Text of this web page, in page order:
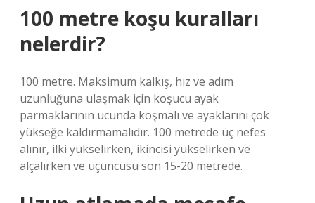
100 metre koşu kuralları
nelerdir?
100 metre. Maksimum kalkış, hız ve adım
uzunluğuna ulaşmak için koşucu ayak
parmaklarının ucunda koşmalı ve ayaklarını çok
yükseğe kaldırmamalıdır. 100 metrede üç nefes
alınır, ilki yükselirken, ikincisi yükselirken ve
alçalırken ve üçüncüsü son 15-20 metrede.